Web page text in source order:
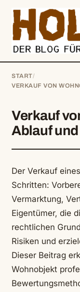
springen
START/
VERKAUF VON
Verkauf
Ablauf
Der Verkauf
Schritten:
Vermarktung,
Eigentümer, die
rechtlichen
Risiken und
Dieser Beitrag
Wohnobjekt